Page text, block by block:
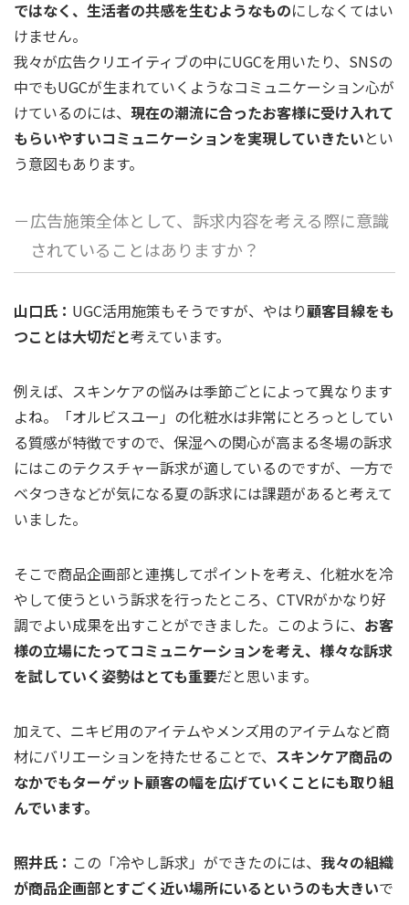
ではなく、生活者の共感を生むようなものにしなくてはい
けません。
我々が広告クリエイティブの中にUGCを用いたり、SNSの
中でもUGCが生まれていくようなコミュニケーション心が
けているのには、 現在の潮流に合ったお客様に受け入れて
もらいやすいコミュニケーションを実現していきたいとい
う意図もあります。
－広告施策全体として、訴求内容を考える際に意識
されていることはありますか？
山口氏： UGC活用施策もそうですが、やはり顧客目線をも
つことは大切だと考えています。
例えば、スキンケアの悩みは季節ごとによって異なります
よね。「オルビスユー」の化粧水は非常にとろっとしてい
る質感が特徴ですので、保湿への関心が高まる冬場の訴求
にはこのテクスチャー訴求が適しているのですが、一方で
ベタつきなどが気になる夏の訴求には課題があると考えて
いました。
そこで商品企画部と連携してポイントを考え、化粧水を冷
やして使うという訴求を行ったところ、CTVRがかなり好
調でよい成果を出すことができました。このように、 お客
様の立場にたってコミュニケーションを考え、様々な訴求
を試していく姿勢はとても重要だと思います。
加えて、ニキビ用のアイテムやメンズ用のアイテムなど商
材にバリエーションを持たせることで、 スキンケア商品の
なかでもターゲット顧客の幅を広げていくことにも取り組
んでいます。
照井氏： この「冷やし訴求」ができたのには、 我々の組織
が商品企画部とすごく近い場所にいるというのも大きいで